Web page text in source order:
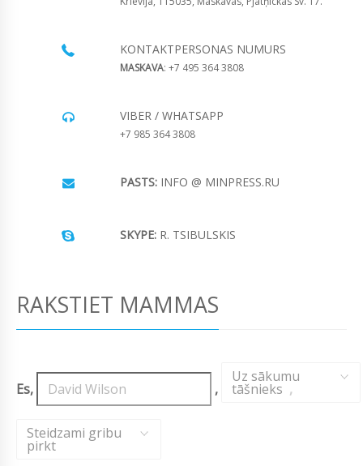
KONTAKTPERSONAS NUMURS
MASKAVA: +7 495 364 3808
VIBER / WHATSAPP
+7 985 364 3808
PASTS: INFO @ MINPRESS.RU
SKYPE: R. TSIBULSKIS
RAKSTIET MAMMAS
Es, ,
Uz sākumu
tāšnieks ,
Steidzami gribu
pirkt